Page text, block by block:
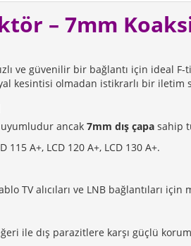
– 7mm
ve güvenilir bir bağlantı için ideal
kesintisi olmadan istikrarlı bir iletim
ancak 7mm dış çapasahip
115 A+, LCD 120 A+, LCD 130 A+.
TV alıcıları ve LNB bağlantıları
ile dış parazitlere karşı güçlü